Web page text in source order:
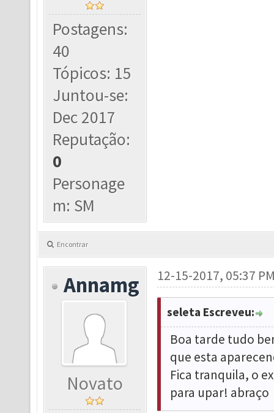
Postagens:
40
Tópicos: 15
Juntou-se:
Dec 2017
Reputação:
0
Personage
m: SM
Encontrar
Annamg
Novato
12-15-2017, 05:37
seleta Escreveu:
Boa tarde tudo
que esta
Fica tranquila, o
para upar! abraço